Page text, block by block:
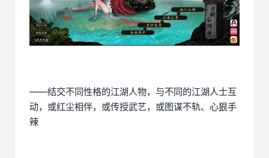
——结交不同性格的江湖人物，与不同的江湖人士互
动，或红尘相伴，或传授武艺，或图谋不轨、心狠手
辣